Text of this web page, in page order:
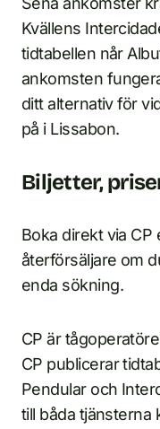
Kvällens
tidtabellen når
ankomsten
ditt alternativ för
på i Lissabon.
Biljetter,
Boka direkt via CP
återförsäljare om
enda sökning.
CP är
CP publicerar
Pendular och
till båda tjänsterna